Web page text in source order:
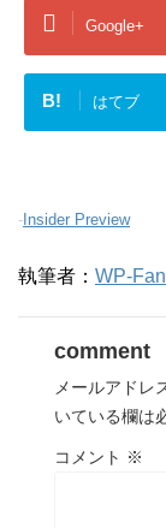
Google+
B! はてブ
-Insider Preview
執筆者： WP-Fan
comment
メールアドレ
いている欄は
コメント ※